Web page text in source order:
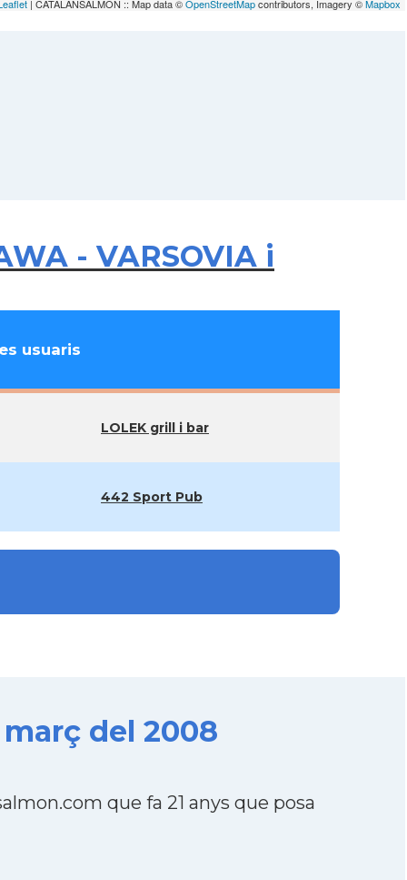
| CATALANSALMON :: Map data ©OpenStreetMapcontributors, Imagery ©Mapbox
- VARSOVIA i
usuaris
LOLEK grill i bar
442 Sport Pub
març del 2008
que fa 21 anys que posa